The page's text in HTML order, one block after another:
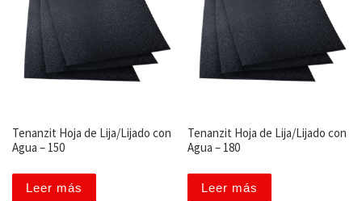
Tenanzit Hoja de Lija/Lijado con
Agua – 150
Leer más
Tenanzit Hoja de Lija/Lijado con
Agua – 180
Leer más